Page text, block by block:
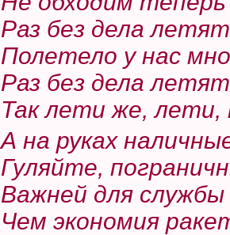
Раз без дела
Полетело у нас
Раз без дела
Так лети же,
А на руках
Гуляйте,
Важней для
Чем экономия